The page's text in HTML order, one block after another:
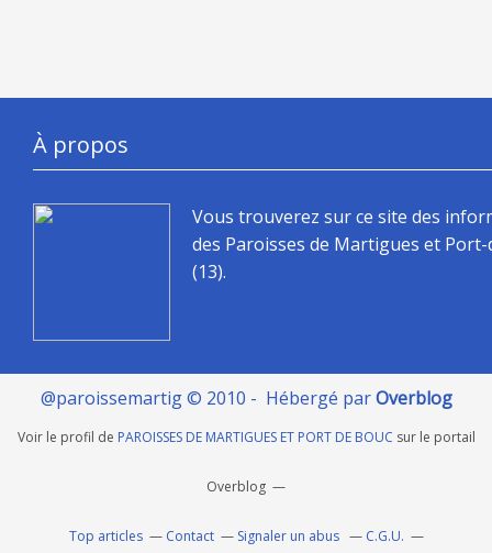
À propos
Vous trouverez sur ce site des
des Paroisses de Martigues et
(13).
@paroissemartig © 2010 - Hébergé parOverblog
Voir le profil de PAROISSES DE MARTIGUES ET PORT DE BOUC sur le portail
Overblog
Top articles Contact Signaler un abus C.G.U.